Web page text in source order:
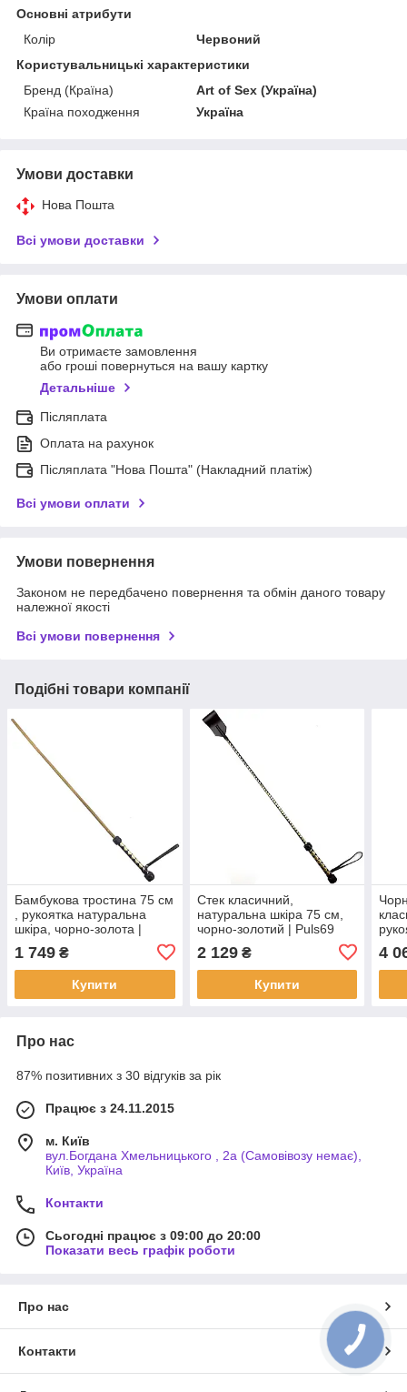
Основні атрибути
Колір
Червоний
Користувальницькі характеристики
Бренд (Країна)
Art of Sex (Україна)
Країна походження
Україна
Умови доставки
Нова Пошта
Всі умови доставки
Умови оплати
Ви отримаєте замовлення
або гроші повернуться на вашу картку
Детальніше
Післяплата
Оплата на рахунок
Післяплата "Нова Пошта" (Накладний платіж)
Всі умови оплати
Умови повернення
Законом не передбачено повернення та обмін даного товару
належної якості
Всі умови повернення
Подібні товари компанії
Бамбукова тростина 75 см
, рукоятка натуральна
шкіра, чорно-золота |
1 749 ₴
Купити
Стек класичний,
натуральна шкіра 75 см,
чорно-золотий | Puls69
2 129₴
Купити
4
Про нас
87% позитивних з 30 відгуків за рік
Працює з 24.11.2015
м. Київ
вул.Богдана Хмельницького , 2а (Самовівозу немає),
Київ, Україна
Контакти
Сьогодні працює з 09:00 до 20:00
Показати весь графік роботи
Про нас
Контакти